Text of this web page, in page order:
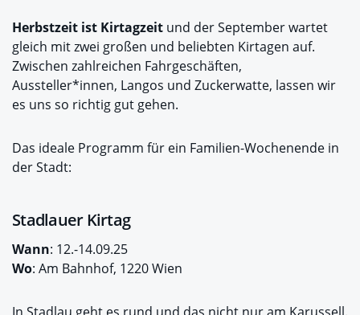
Herbstzeit ist Kirtagzeit und der September wartet
gleich mit zwei großen und beliebten Kirtagen auf.
Zwischen zahlreichen Fahrgeschäften,
Aussteller*innen, Langos und Zuckerwatte, lassen wir
es uns so richtig gut gehen.
Das ideale Programm für ein Familien-Wochenende in
der Stadt:
Stadlauer Kirtag
Wann: 12.-14.09.25
Wo: Am Bahnhof, 1220 Wien